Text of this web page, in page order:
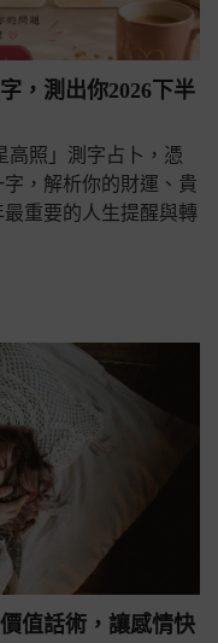
，測出你2026下半
高照」測字占卜，憑
，解析你的財運、貴
重要的人生提醒與轉
值話術，讓感情快